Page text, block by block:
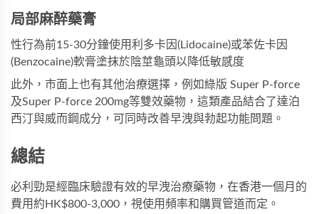
局部麻醉藥膏
性行為前15-30分鐘使用利多卡因(Lidocaine)或苯佐卡因
(Benzocaine)軟膏塗抹於陰莖龜頭以降低敏感度
此外，市面上也有其他治療選擇，例如綠版 Super P-force
及Super P-force 200mg等雙效藥物，這類產品結合了達泊
西汀與威而鋼成分，可同時改善早洩與勃起功能問題。
總結
必利勁是經臨床驗證有效的早洩治療藥物，在香港一個月的
費用約HK$800-3,000，視使用頻率和購買管道而定。